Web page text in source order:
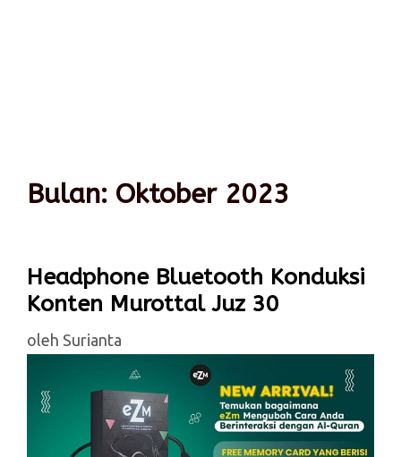
Bulan: Oktober 2023
Headphone Bluetooth Konduksi
Konten Murottal Juz 30
oleh Surianta